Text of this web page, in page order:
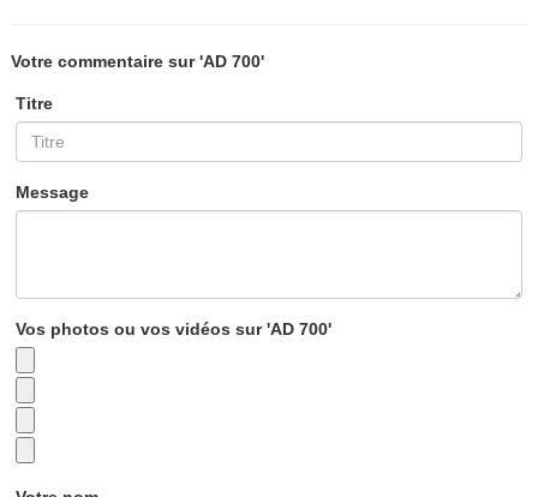
Votre commentaire sur 'AD 700'
Titre
Message
Vos photos ou vos vidéos sur 'AD 700'